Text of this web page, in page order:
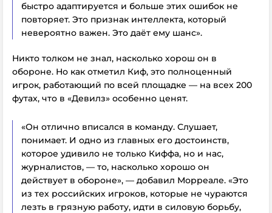
быстро адаптируется и больше этих ошибок не
повторяет. Это признак интеллекта, который
невероятно важен. Это даёт ему шанс».
Никто толком не знал, насколько хорош он в
обороне. Но как отметил Киф, это полноценный
игрок, работающий по всей площадке — на всех 200
футах, что в «Девилз» особенно ценят.
«Он отлично вписался в команду. Слушает,
понимает. И одно из главных его достоинств,
которое удивило не только Киффа, но и нас,
журналистов, — то, насколько хорошо он
действует в обороне», — добавил Морреале. «Это
из тех российских игроков, которые не чураются
лезть в грязную работу, идти в силовую борьбу,